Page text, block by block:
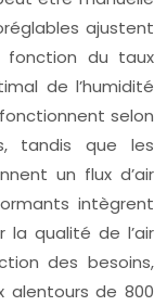
ajustent
fonction du taux
de l’humidité
selon
tandis que les
un flux d’air
intègrent
la qualité de l’air
des besoins,
alentours de 800